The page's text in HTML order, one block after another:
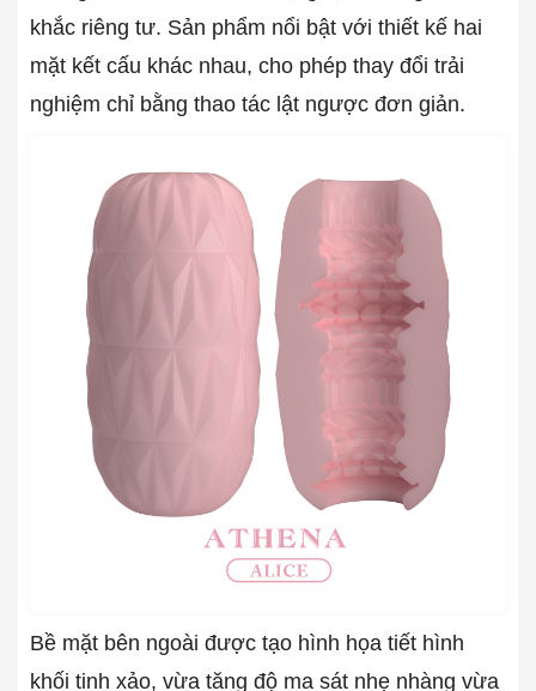
khắc riêng tư. Sản phẩm nổi bật với thiết kế hai
mặt kết cấu khác nhau, cho phép thay đổi trải
nghiệm chỉ bằng thao tác lật ngược đơn giản.
Bề mặt bên ngoài được tạo hình họa tiết hình
khối tinh xảo, vừa tăng độ ma sát nhẹ nhàng vừa